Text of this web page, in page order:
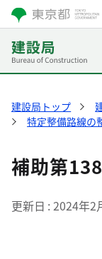
建設局トップ
特定整備路線の
補助第
更新日 2024年2